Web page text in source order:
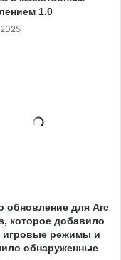
1.0
обновление для Arc
которое добавило
игровые режимы и
обнаруженные